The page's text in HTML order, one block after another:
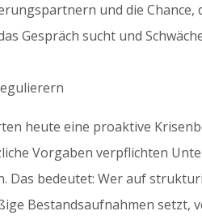
und die Chance,
Gespräch sucht und
heute eine proaktive
Vorgaben verpflichten
bedeutet: Wer auf
Bestandsaufnahmen setzt,